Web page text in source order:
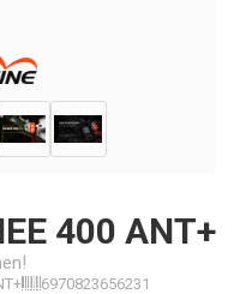
400 ANT+
6970823656231